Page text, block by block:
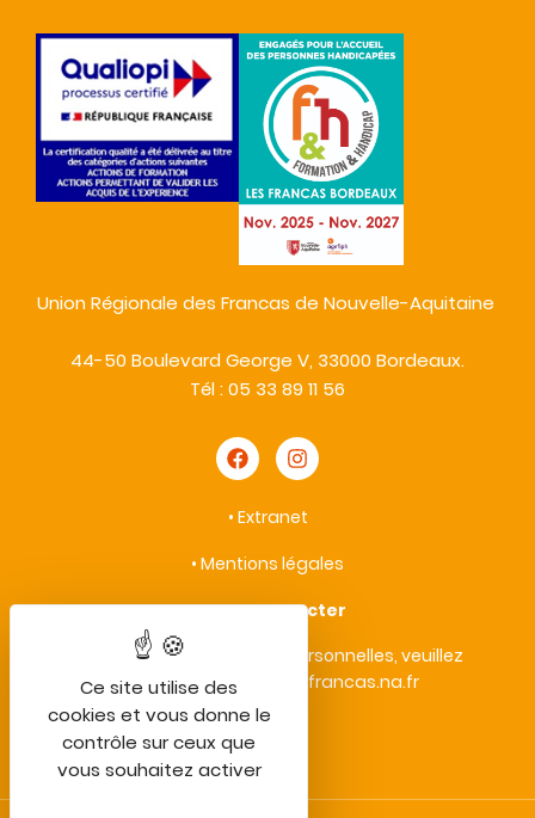
Ce site utilise des
cookies et vous donne le
contrôle sur ceux que
vous souhaitez activer
Union Régionale des Francas de Nouvelle-Aquitaine
44-50 Boulevard George V, 33000 Bordeaux.
Tél : 05 33 89 11 56
• Extranet
• Mentions légales
•Nous contacter
• Protection des données personnelles, veuillez
contacter : vieprivee@francas.na.fr